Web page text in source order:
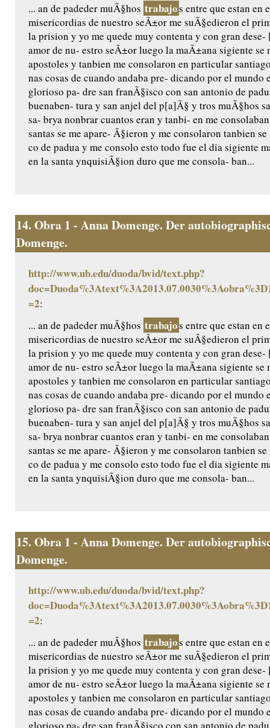
... an de padeder muÃ§hos trabajos entre que estan en
misericordias de nuestro seÃ±or me suÃ§edieron el
la prision y yo me quede muy contenta y con gran
amor de nu- estro seÃ±or luego la maÃ±ana sigiente se
apostoles y tanbien me consolaron en particular
nas cosas de cuando andaba pre- dicando por el mundo
glorioso pa- dre san franÃ§isco con san antonio de
buenaben- tura y san anjel del p[a]Ã§ y tros muÃ§hos
sa- brya nonbrar cuantos eran y tanbi- en me
santas se me apare- Ã§ieron y me consolaron tanbien
co de padua y me consolo esto todo fue el dia sigiente
en la santa ynquisiÃ§ion duro que me consola- ban...
14. Obra 1 - Anna Domenge. Der
Domenge.
http://www.ub.edu/duoda/bvid/text.php?
=2:
... an de padeder muÃ§hos trabajos entre que estan en
misericordias de nuestro seÃ±or me suÃ§edieron el
la prision y yo me quede muy contenta y con gran
amor de nu- estro seÃ±or luego la maÃ±ana sigiente se
apostoles y tanbien me consolaron en particular
nas cosas de cuando andaba pre- dicando por el mundo
glorioso pa- dre san franÃ§isco con san antonio de
buenaben- tura y san anjel del p[a]Ã§ y tros muÃ§hos
sa- brya nonbrar cuantos eran y tanbi- en me
santas se me apare- Ã§ieron y me consolaron tanbien
co de padua y me consolo esto todo fue el dia sigiente
en la santa ynquisiÃ§ion duro que me consola- ban...
15. Obra 1 - Anna Domenge. Der
Domenge.
http://www.ub.edu/duoda/bvid/text.php?
=2:
... an de padeder muÃ§hos trabajos entre que estan en
misericordias de nuestro seÃ±or me suÃ§edieron el
la prision y yo me quede muy contenta y con gran
amor de nu- estro seÃ±or luego la maÃ±ana sigiente se
apostoles y tanbien me consolaron en particular
nas cosas de cuando andaba pre- dicando por el mundo